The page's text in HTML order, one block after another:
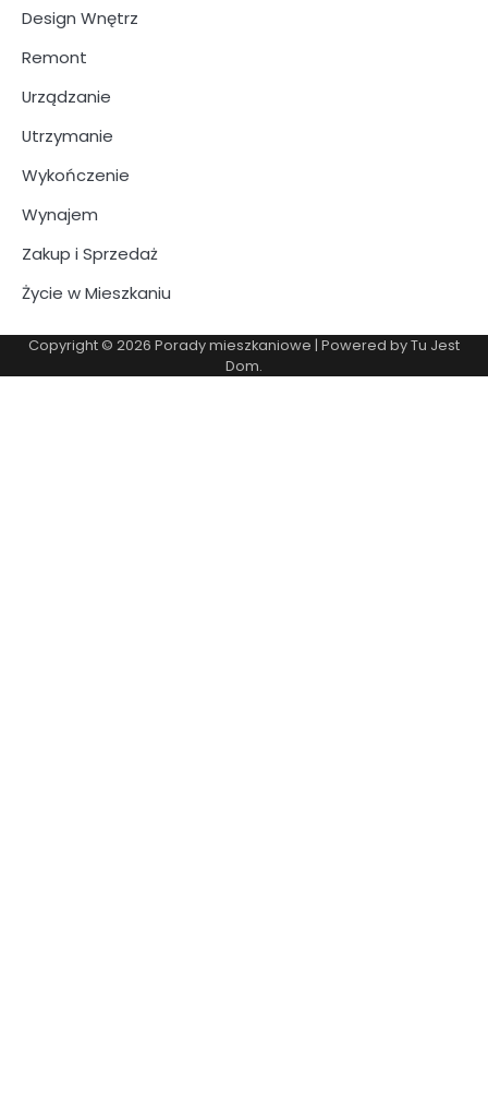
Design Wnętrz
Remont
Urządzanie
Utrzymanie
Wykończenie
Wynajem
Zakup i Sprzedaż
Życie w Mieszkaniu
Copyright © 2026 Porady mieszkaniowe | Powered byTu Jest
Dom.